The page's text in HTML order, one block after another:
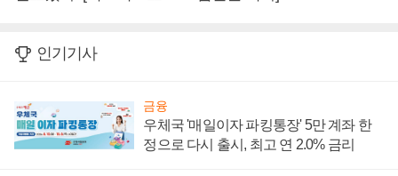
인기기사
금융
우체국 '매일이자 파킹통장' 5만 계좌 한
정으로 다시 출시, 최고 연 2.0% 금리